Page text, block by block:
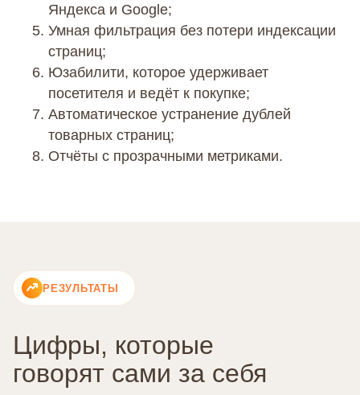
Яндекса и Google;
Умная фильтрация без потери индексации
страниц;
Юзабилити, которое удерживает
посетителя и ведёт к покупке;
Автоматическое устранение дублей
товарных страниц;
Отчёты с прозрачными метриками.
РЕЗУЛЬТАТЫ
Цифры, которые
говорят сами за себя